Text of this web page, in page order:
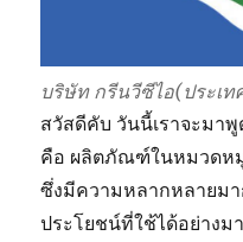
บริษัท กรีนวีซีไอ(ประเท
สวัสดีคับ วันนี้เราจะมา
คือ ผลิตภัณฑ์ในหมวดหมู่
ซึ่งมีความหลากหลายม
ประโยชน์ที่ใช้ได้อย่างม